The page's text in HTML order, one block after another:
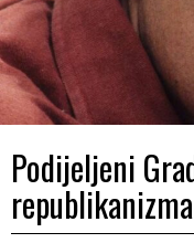
Podijeljeni
republikanizma